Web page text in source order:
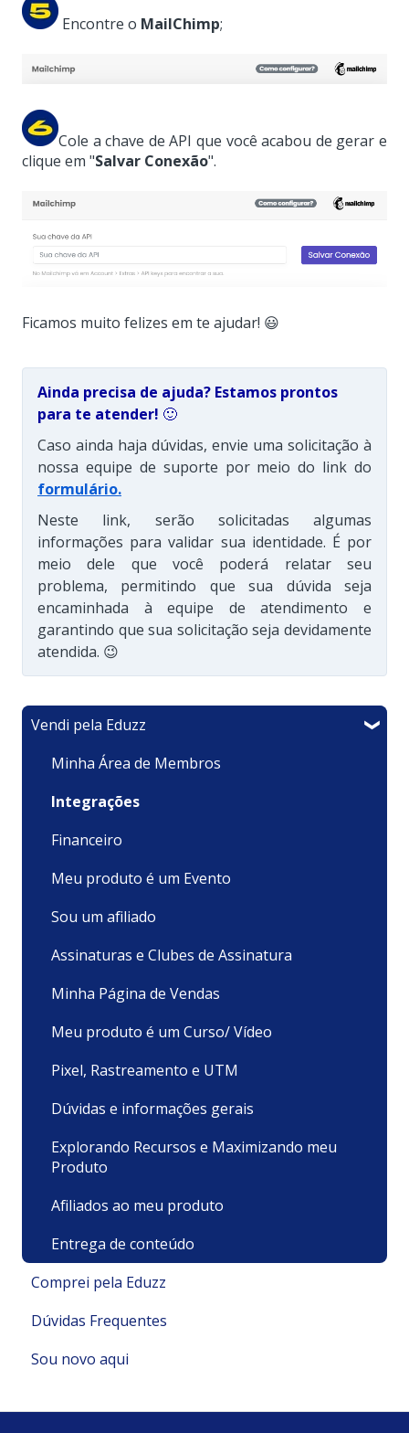
Encontre o MailChimp;
Cole a chave de API que você acabou de gerar e
clique em "Salvar Conexão".
Ficamos muito felizes em te ajudar! 😃
Ainda precisa de ajuda? Estamos prontos
para te atender! 🙂
Caso ainda haja dúvidas, envie uma solicitação à
nossa equipe de suporte por meio do link do
formulário.
Neste link, serão solicitadas algumas
informações para validar sua identidade. É por
meio dele que você poderá relatar seu
problema, permitindo que sua dúvida seja
encaminhada à equipe de atendimento e
garantindo que sua solicitação seja devidamente
atendida. 😉
Vendi pela Eduzz
Minha Área de Membros
Integrações
Financeiro
Meu produto é um Evento
Sou um afiliado
Assinaturas e Clubes de Assinatura
Minha Página de Vendas
Meu produto é um Curso/ Vídeo
Pixel, Rastreamento e UTM
Dúvidas e informações gerais
Explorando Recursos e Maximizando meu
Produto
Afiliados ao meu produto
Entrega de conteúdo
Comprei pela Eduzz
Suporte Técnico
Pagamentos e Faturamento
Dúvidas Frequentes
Pagamento
Sou novo aqui